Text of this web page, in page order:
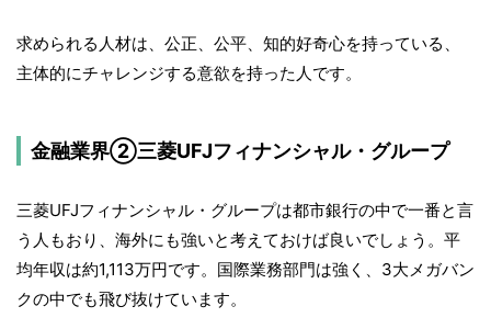
求められる人材は、公正、公平、知的好奇心を持っている、
主体的にチャレンジする意欲を持った人です。
金融業界②三菱UFJフィナンシャル・グループ
三菱UFJフィナンシャル・グループは都市銀行の中で一番と言
う人もおり、海外にも強いと考えておけば良いでしょう。平
均年収は約1,113万円です。国際業務部門は強く、3大メガバン
クの中でも飛び抜けています。